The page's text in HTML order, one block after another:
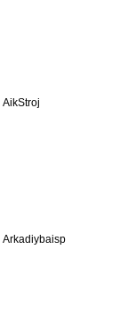
AikStroj
Arkadiybaisp